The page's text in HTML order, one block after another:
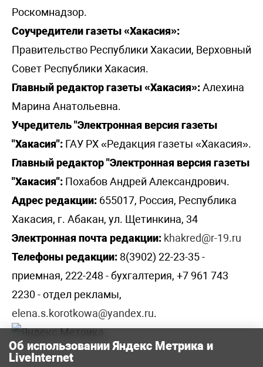
Роскомнадзор.
Соучредители газеты «Хакасия»:
Правительство Республики Хакасии, Верховный
Совет Республики Хакасия.
Главный редактор газеты «Хакасия»:Алехина
Марина Анатольевна.
Учредитель "Электронная версия газеты
"Хакасия": ГАУ РХ «Редакция газеты «Хакасия».
Главный редактор "Электронная версия газеты
"Хакасия": Похабов Андрей Александрович.
Адрес редакции: 655017, Россия, Республика
Хакасия, г. Абакан, ул. Щетинкина, 34
Электронная почта редакции: khakred@r-19.ru
Телефоны редакции: 8(3902) 22-23-35 -
приемная, 222-248 - бухгалтерия, +7 961 743
2230 - отдел рекламы,
elena.s.korotkowa@yandex.ru.
Об использовании Яндекс Метрика и
LiveInternet